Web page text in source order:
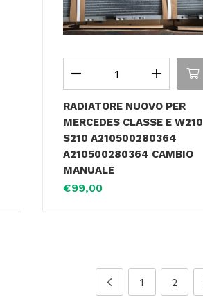
RADIATORE NUOVO PER
MERCEDES CLASSE E W210
S210 A210500280364
A210500280364 CAMBIO
MANUALE
€99,00
1 2